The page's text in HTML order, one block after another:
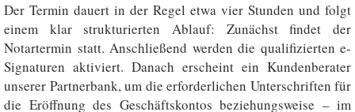
Der Termin dauert in der Regel etwa vier Stunden und folgt
einem klar strukturierten Ablauf: Zunächst findet der
Notartermin statt. Anschließend werden die qualifizierten e-
Signaturen aktiviert. Danach erscheint ein Kundenberater
unserer Partnerbank, um die erforderlichen Unterschriften für
die Eröffnung des Geschäftskontos beziehungsweise – im